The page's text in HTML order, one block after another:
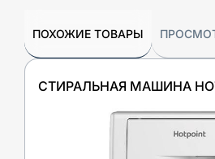
ПОХОЖИЕ ТОВАРЫ
СТИРАЛЬНАЯ МАШИНА